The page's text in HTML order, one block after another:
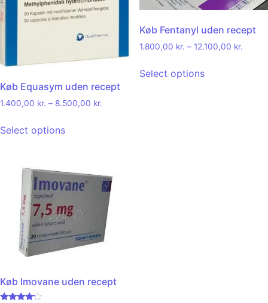
Køb Equasym uden recept
1.400,00 kr. – 8.500,00 kr.
Select options
Køb Fentanyl uden recept
1.800,00 kr. – 12.100,00 kr.
Select options
Køb Imovane uden recept